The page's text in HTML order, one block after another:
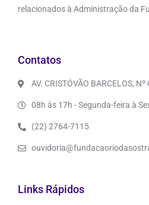
relacionados à Administração da
Contatos
AV. CRISTÓVÃO BARCELOS,
08h às 17h - Segunda-feira à
(22) 2764-7115
Links Rápidos